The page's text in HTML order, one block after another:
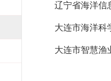
辽宁省海洋信
大连市海洋科
大连市智慧渔